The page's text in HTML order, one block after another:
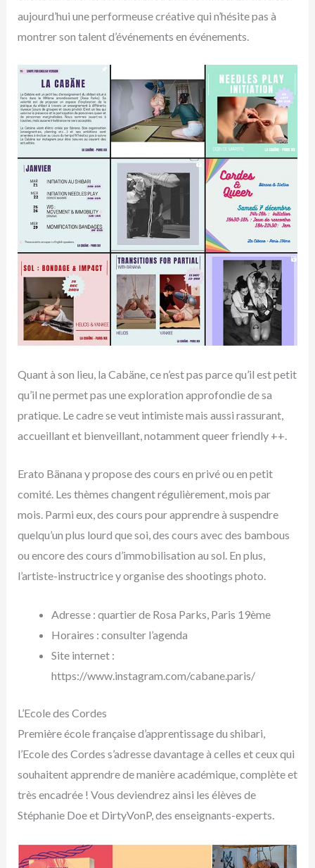
aujourd’hui une performeuse créative qui n’hésite pas à
montrer son talent d’événements en événements.
Quant à son lieu, la Cabäne, ce n’est pas parce qu’il est petit
qu’il ne permet pas une exploration approfondie de sa
pratique. Le cadre se veut intimiste mais aussi rassurant,
accueillant et bienveillant, notamment queer friendly ++.
Erato Bänana y propose des cours en privé ou en petit
comité. Les thèmes changent régulièrement, mois par
mois. Parmi eux, des cours pour apprendre à suspendre
quelqu’un plus lourd que soi, des cours avec des bambous
ou encore des cours d’immobilisation au sol. En plus,
l’artiste-instructrice y organise des shootings photo.
Adresse : quartier de Rosa Parks, Paris 19ème
Horaires : consulter l’agenda
Site internet :
https://www.instagram.com/cabane.paris/
L’Ecole des Cordes
Première école française d’apprentissage du shibari,
l’Ecole des Cordes s’adresse davantage à celles et ceux qui
souhaitent apprendre de manière académique, complète et
très encadrée ! Vous deviendrez ainsi les élèves de
Stéphanie Doe et DirtyVonP, des enseignants-experts.